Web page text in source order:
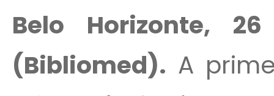
Belo Horizonte,
(Bibliomed). A